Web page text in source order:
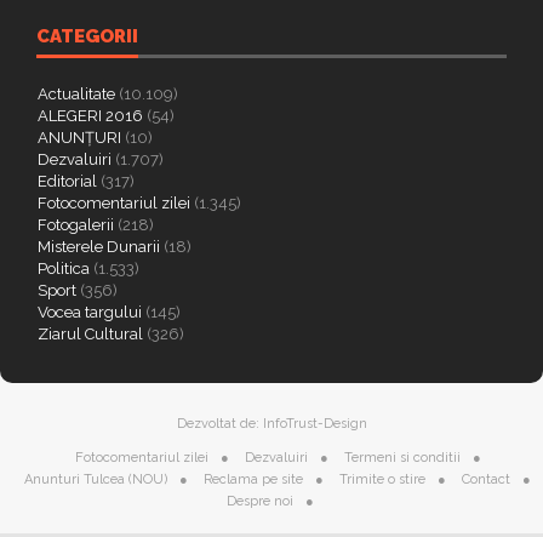
CATEGORII
Actualitate (10.109)
ALEGERI 2016 (54)
ANUNȚURI (10)
Dezvaluiri (1.707)
Editorial (317)
Fotocomentariul zilei (1.345)
Fotogalerii (218)
Misterele Dunarii (18)
Politica (1.533)
Sport (356)
Vocea targului (145)
Ziarul Cultural (326)
Dezvoltat de: InfoTrust-Design
Fotocomentariul zilei Dezvaluiri
Termeni si conditii
Anunturi Tulcea (NOU)
Reclama pe site Trimite o stire
Contact
Despre noi